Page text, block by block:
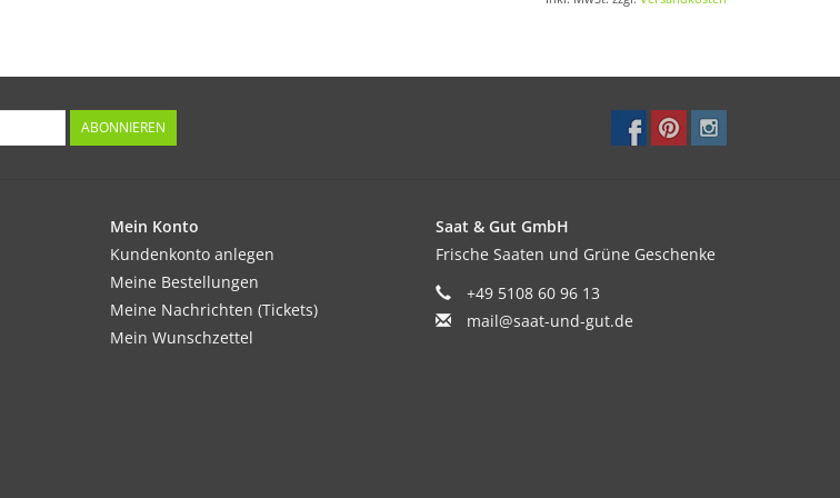
Erbsen eignen sich gut als Vorkultur. Schützen Sie die Erbsen vor Vögeln mit einem Vlies oder
Netz.
ABONNIEREN
Mein Konto
Kundenkonto anlegen
Meine Bestellungen
Meine Nachrichten (Tickets)
Mein Wunschzettel
Saat & Gut GmbH
Frische Saaten und Grüne Geschenke
+49 5108 60 96 13
mail@saat-und-gut.de